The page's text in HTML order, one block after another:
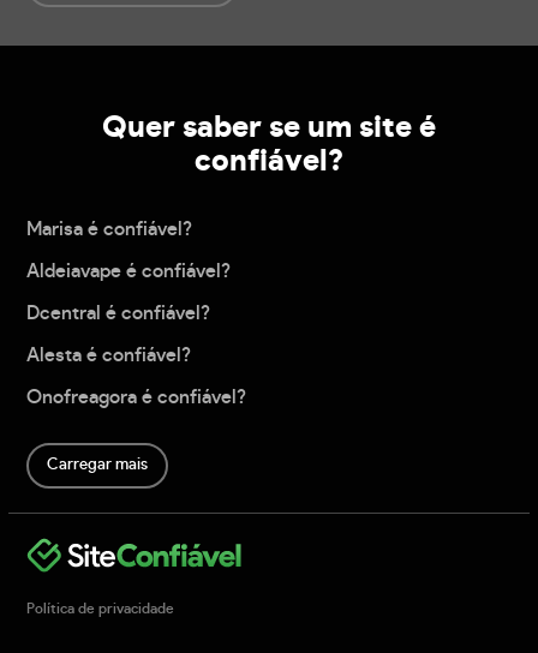
Quer saber se um site é
confiável?
Marisa é confiável?
Aldeiavape é confiável?
Dcentral é confiável?
Alesta é confiável?
Onofreagora é confiável?
Carregar mais
Política de privacidade